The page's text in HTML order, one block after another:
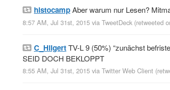
histocampAber warum nur Lesen?
8:57 AM, Jul 31st, 2015 via TweetDeck (retweeted
C_HilgertTV-L 9 (50%) “zunächst
SEID DOCH BEKLOPPT
8:55 AM, Jul 31st, 2015 via Twitter Web Client